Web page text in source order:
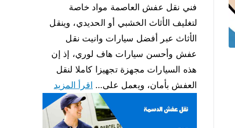
فني نقل عفش العاصمة مواد خاصة
لتغليف الأثاث الخشبي أو الحديدي، وينقل
الأثاث عبر أفضل سيارات وانيت نقل
عفش وأحسن سيارات هاف لوري، إذ إن
هذه السيارات مجهزة تجهيزا كاملا لنقل
العفش بأمان، ويعمل على… اقرأ المزيد